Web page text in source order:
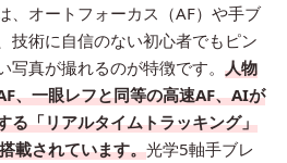
、オートフォーカス（AF）や手ブ
技術に自信のない初心者でもピン
写真が撮れるのが特徴です。 人物
、一眼レフと同等の高速AF、AIが
る「リアルタイムトラッキング」
載されています。光学5軸手ブレ